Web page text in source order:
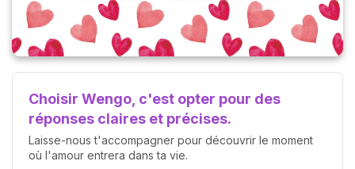
Choisir Wengo, c'est opter pour des
réponses claires et précises.
Laisse-nous t'accompagner pour découvrir le moment
où l'amour entrera dans ta vie.